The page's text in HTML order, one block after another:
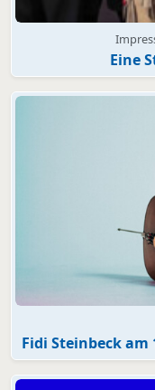
Eine
Fidi Steinbeck am